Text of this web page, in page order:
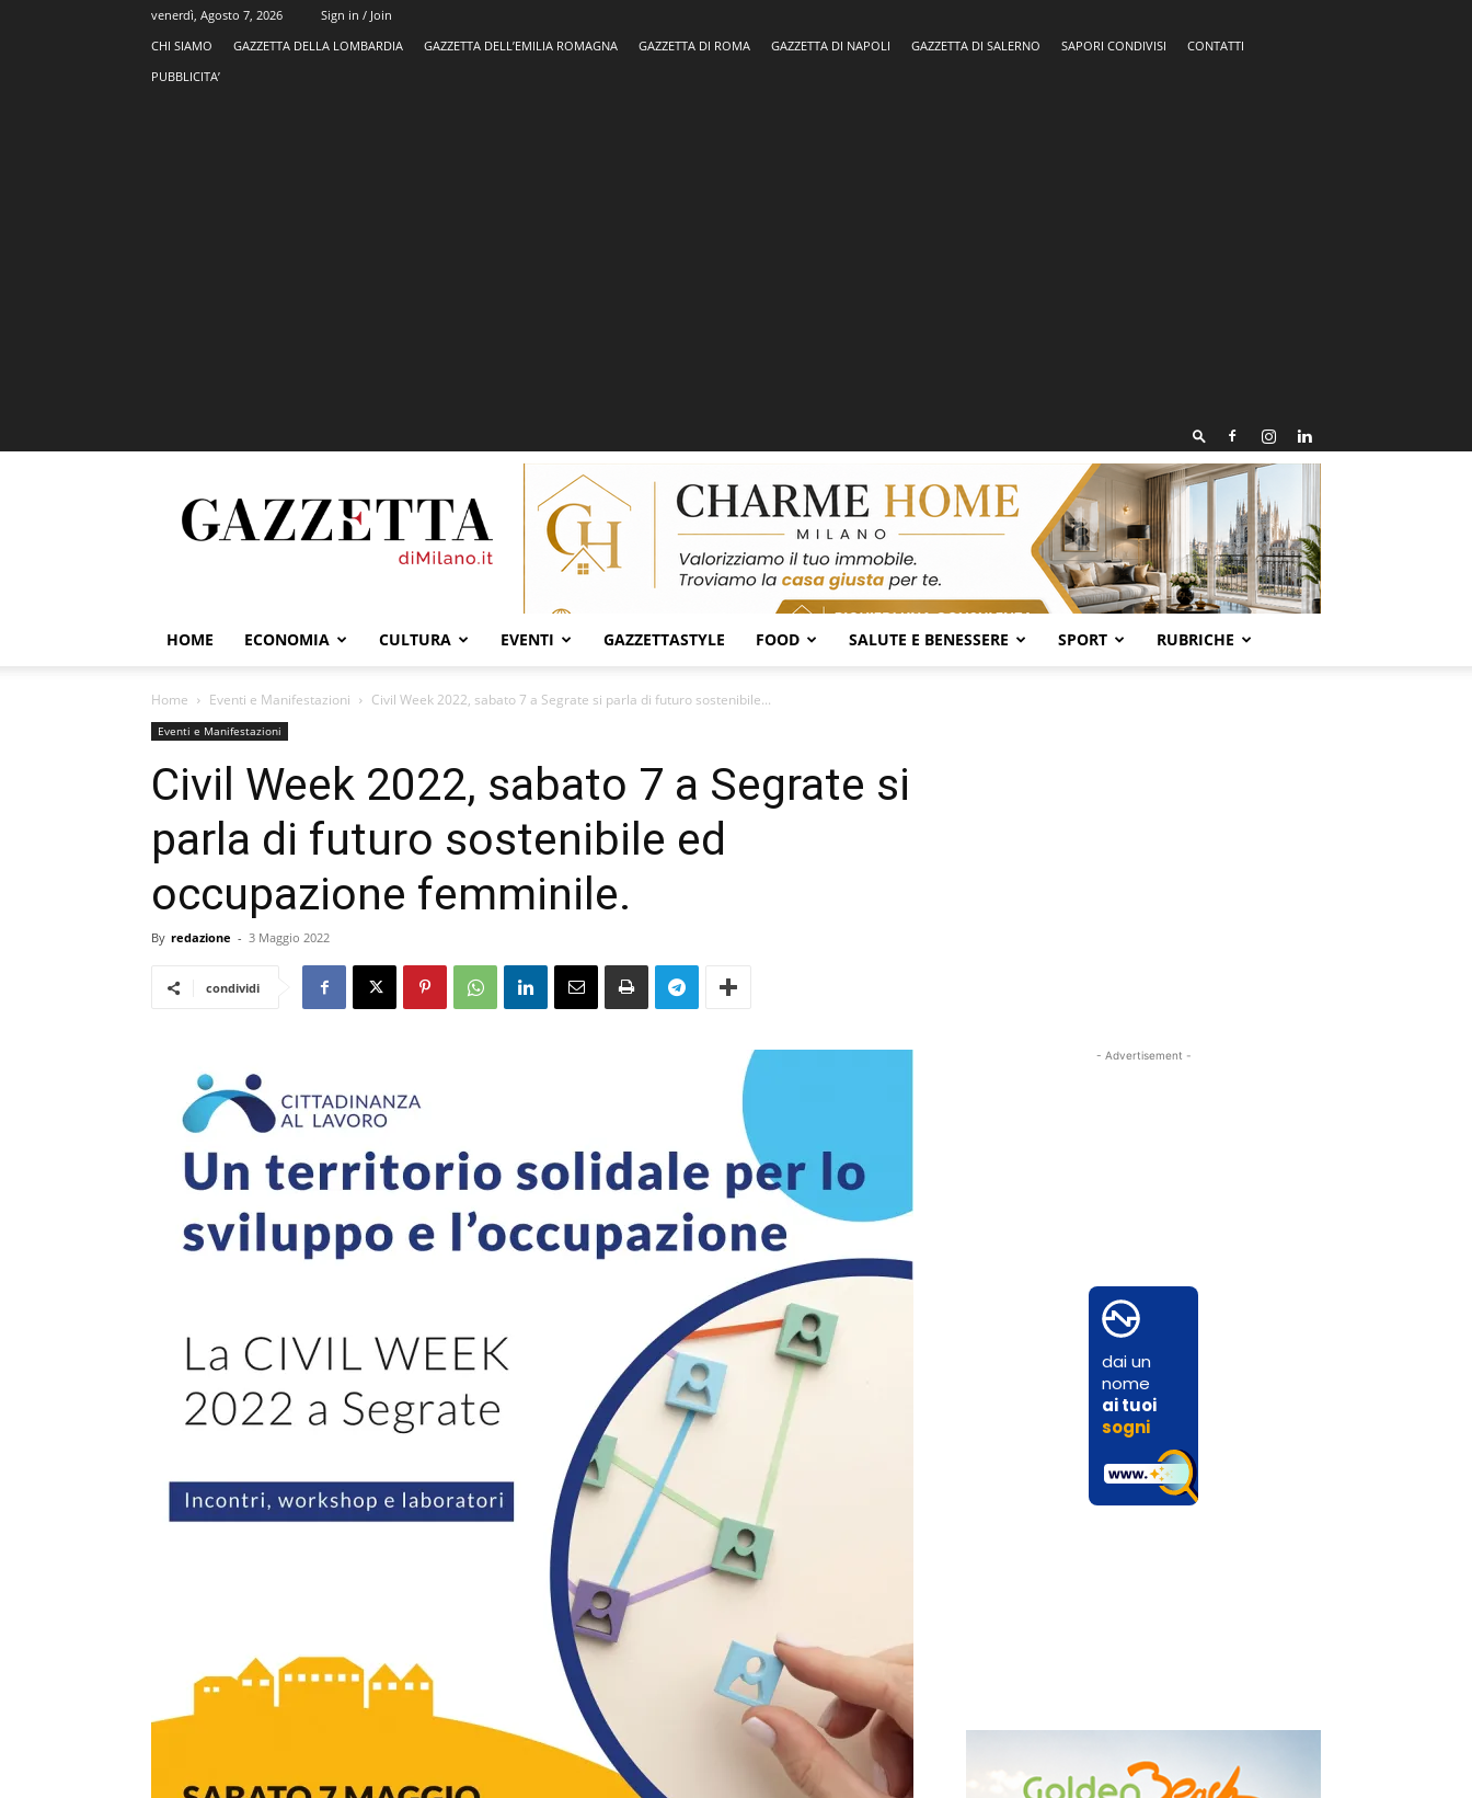
venerdì, Agosto 7, 2026
Sign in / Join
CHI SIAMO
GAZZETTA DELLA LOMBARDIA GAZZETTA DELL’EMILIA ROMAGNA GAZZETTA DI ROMA GAZZETTA DI NAPOLI GAZZETTA DI SALERNO SAPORI CONDIVISI
CONTATTI
PUBBLICITA’
HOME ECONOMIA CULTURA EVENTI GAZZETTASTYLE FOOD SALUTE E BENESSERE SPORT RUBRICHE
Home Eventi e Manifestazioni Civil Week 2022, sabato 7 a Segrate si parla di futuro sostenibile...
Eventi e Manifestazioni
Civil Week 2022, sabato 7 a Segrate si
parla di futuro sostenibile ed
occupazione femminile.
By redazione - 3 Maggio 2022
condividi
- Advertisement -